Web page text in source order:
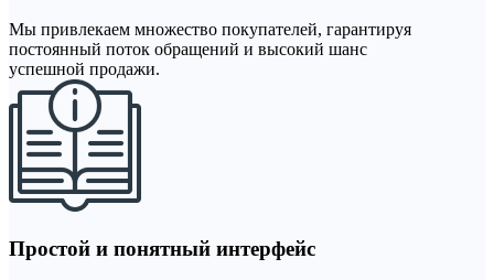
Мы привлекаем множество покупателей, гарантируя
постоянный поток обращений и высокий шанс
успешной продажи.
Простой и понятный интерфейс